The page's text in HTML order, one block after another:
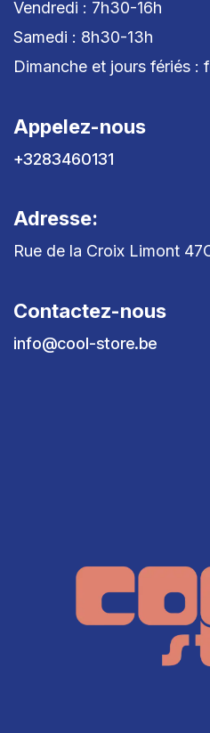
Vendredi :
Samedi : 8h30-13h
Dimanche et jours fériés :
Appelez-nous
+3283460131
Adresse:
Rue de la Croix Limont
Contactez-nous
info@cool-store.be